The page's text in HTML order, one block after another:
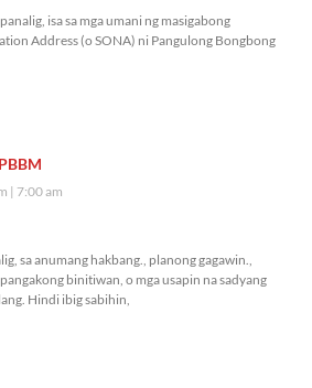
isa sa mga umani ng masigabong
Address (o SONA) ni Pangulong Bongbong
7:00 am
sa anumang hakbang., planong gagawin.,
binitiwan, o mga usapin na sadyang
Hindi ibig sabihin,